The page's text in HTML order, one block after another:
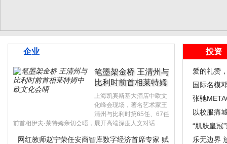
企业
笔墨架金桥 王清州与
比利时前首相莱特姆
中..
上海凯宾斯基大酒店中欧文
化峰会现场，著名艺术家王
清州与比利时第65任、67任
前首相伊夫·莱特姆亲切会晤，展开高端深度人文对话..
网红教师赵宁荣任安商智库数字经济首席专家 赋
投资
爱的礼赞
国际名模
总决赛大
张驰
新作引领“
以校服痛
圆满收官
“肌肤皇冠
领事肯定
乐无边界